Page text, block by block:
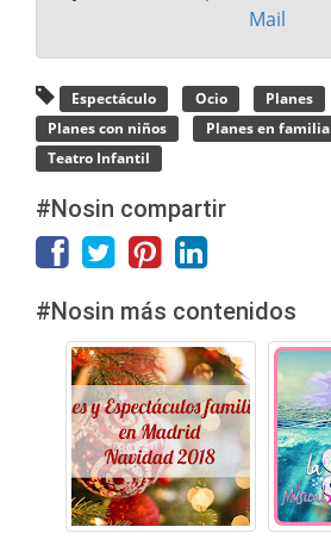
Mail
Espectáculo Ocio Planes
Planes con niños
Planes en familia
Teatro Infantil
#Nosin compartir
#Nosin más contenidos